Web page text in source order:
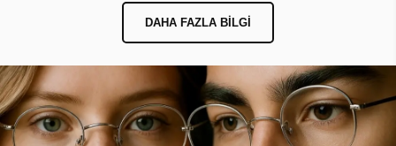
DAHA FAZLA BILGI